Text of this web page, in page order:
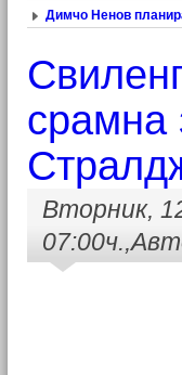
Димчо Ненов
срамна
Вторник,